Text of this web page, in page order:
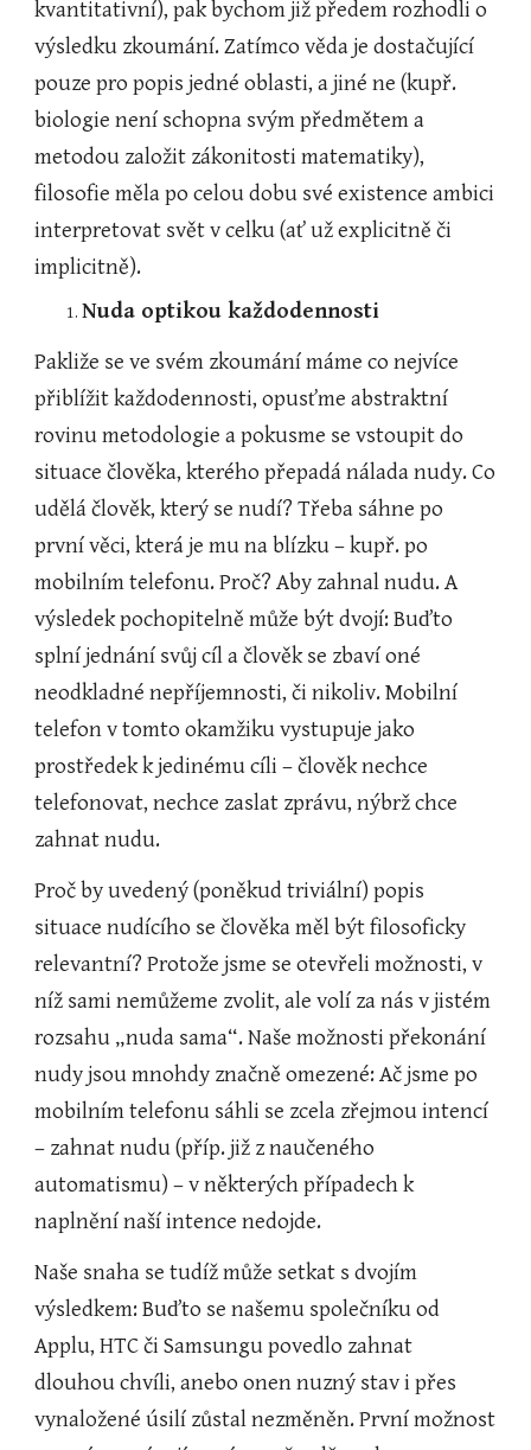
kvantitativní), pak bychom již předem rozhodli o
výsledku zkoumání. Zatímco věda je dostačující
pouze pro popis jedné oblasti, a jiné ne (kupř.
biologie není schopna svým předmětem a
metodou založit zákonitosti matematiky),
filosofie měla po celou dobu své existence ambici
interpretovat svět v celku (ať už explicitně či
implicitně).
Nuda optikou každodennosti
Pakliže se ve svém zkoumání máme co nejvíce
přiblížit každodennosti, opusťme abstraktní
rovinu metodologie a pokusme se vstoupit do
situace člověka, kterého přepadá nálada nudy. Co
udělá člověk, který se nudí? Třeba sáhne po
první věci, která je mu na blízku – kupř. po
mobilním telefonu. Proč? Aby zahnal nudu. A
výsledek pochopitelně může být dvojí: Buďto
splní jednání svůj cíl a člověk se zbaví oné
neodkladné nepříjemnosti, či nikoliv. Mobilní
telefon v tomto okamžiku vystupuje jako
prostředek k jedinému cíli – člověk nechce
telefonovat, nechce zaslat zprávu, nýbrž chce
zahnat nudu.
Proč by uvedený (poněkud triviální) popis
situace nudícího se člověka měl být filosoficky
relevantní? Protože jsme se otevřeli možnosti, v
níž sami nemůžeme zvolit, ale volí za nás v jistém
rozsahu „nuda sama“. Naše možnosti překonání
nudy jsou mnohdy značně omezené: Ač jsme po
mobilním telefonu sáhli se zcela zřejmou intencí
– zahnat nudu (příp. již z naučeného
automatismu) – v některých případech k
naplnění naší intence nedojde.
Naše snaha se tudíž může setkat s dvojím
výsledkem: Buďto se našemu společníku od
Applu, HTC či Samsungu povedlo zahnat
dlouhou chvíli, anebo onen nuzný stav i přes
vynaložené úsilí zůstal nezměněn. První možnost